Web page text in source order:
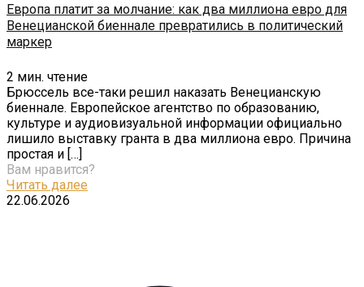
Европа платит за молчание: как два миллиона евро для
Венецианской биеннале превратились в политический
маркер
2 мин. чтение
Брюссель все-таки решил наказать Венецианскую
биеннале. Европейское агентство по образованию,
культуре и аудиовизуальной информации официально
лишило выставку гранта в два миллиона евро. Причина
простая и […]
Вам нравится?
Читать далее
22.06.2026